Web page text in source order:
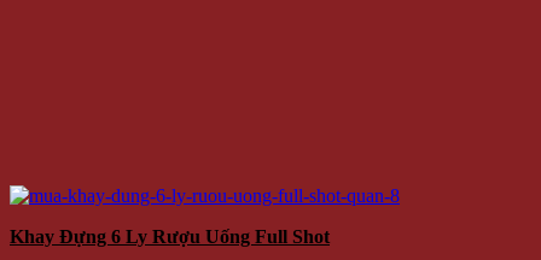
Khay Đựng 6 Ly Rượu Uống Full Shot